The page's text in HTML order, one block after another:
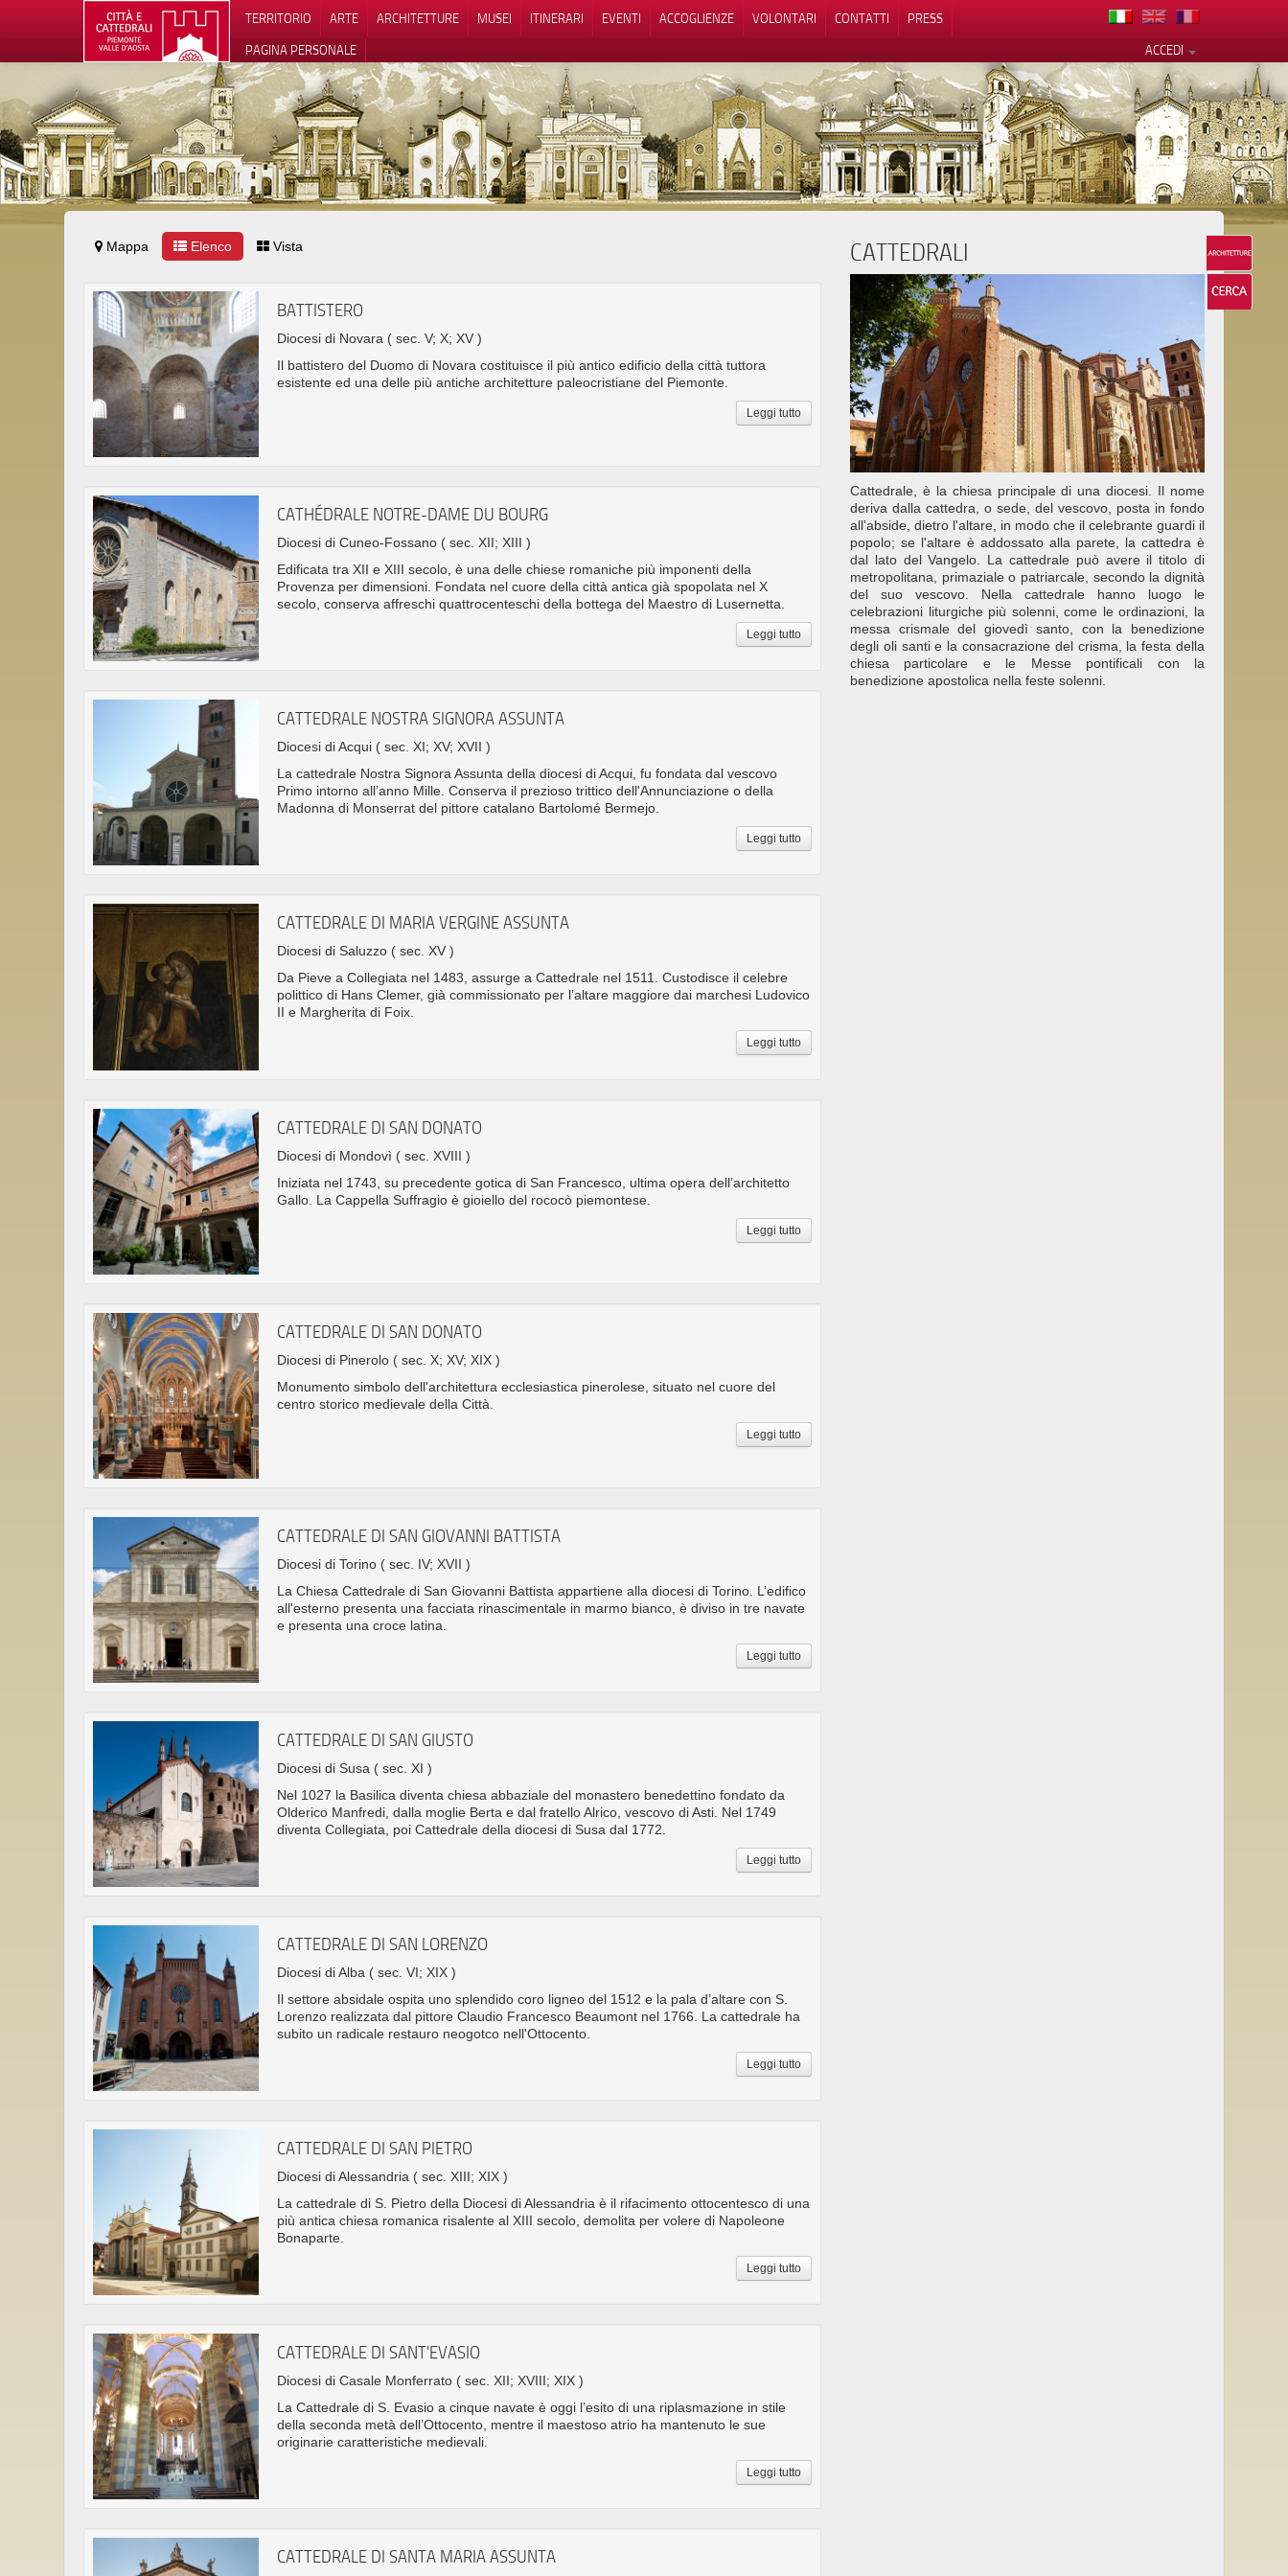
TERRITORIO ARTE ARCHITETTURE MUSEI ITINERARI EVENTI ACCOGLIENZE VOLONTARI CONTATTI
PRESS
ACCEDI
PAGINA PERSONALE
Mappa Elenco Vista
BATTISTERO
Diocesi di Novara ( sec. V; X; XV )
Il battistero del Duomo di Novara costituisce il più antico edificio della città tuttora
esistente ed una delle più antiche architetture paleocristiane del Piemonte.
Leggi tutto
CATHÉDRALE NOTRE-DAME DU BOURG
Diocesi di Cuneo-Fossano ( sec. XII; XIII )
Edificata tra XII e XIII secolo, è una delle chiese romaniche più imponenti della
Provenza per dimensioni. Fondata nel cuore della città antica già spopolata nel X
secolo, conserva affreschi quattrocenteschi della bottega del Maestro di Lusernetta.
Leggi tutto
CATTEDRALE NOSTRA SIGNORA ASSUNTA
Diocesi di Acqui ( sec. XI; XV; XVII )
La cattedrale Nostra Signora Assunta della diocesi di Acqui, fu fondata dal vescovo
Primo intorno all’anno Mille. Conserva il prezioso trittico dell'Annunciazione o della
Madonna di Monserrat del pittore catalano Bartolomé Bermejo.
Leggi tutto
CATTEDRALE DI MARIA VERGINE ASSUNTA
Diocesi di Saluzzo ( sec. XV )
Da Pieve a Collegiata nel 1483, assurge a Cattedrale nel 1511. Custodisce il celebre
polittico di Hans Clemer, già commissionato per l’altare maggiore dai marchesi Ludovico
II e Margherita di Foix.
Leggi tutto
CATTEDRALE DI SAN DONATO
Diocesi di Mondovì ( sec. XVIII )
Iniziata nel 1743, su precedente gotica di San Francesco, ultima opera dell’architetto
Gallo. La Cappella Suffragio è gioiello del rococò piemontese.
Leggi tutto
CATTEDRALE DI SAN DONATO
Diocesi di Pinerolo ( sec. X; XV; XIX )
Monumento simbolo dell'architettura ecclesiastica pinerolese, situato nel cuore del
centro storico medievale della Città.
Leggi tutto
CATTEDRALE DI SAN GIOVANNI BATTISTA
Diocesi di Torino ( sec. IV; XVII )
La Chiesa Cattedrale di San Giovanni Battista appartiene alla diocesi di Torino. L’edifico
all'esterno presenta una facciata rinascimentale in marmo bianco, è diviso in tre navate
e presenta una croce latina.
Leggi tutto
CATTEDRALE DI SAN GIUSTO
Diocesi di Susa ( sec. XI )
Nel 1027 la Basilica diventa chiesa abbaziale del monastero benedettino fondato da
Olderico Manfredi, dalla moglie Berta e dal fratello Alrico, vescovo di Asti. Nel 1749
diventa Collegiata, poi Cattedrale della diocesi di Susa dal 1772.
Leggi tutto
CATTEDRALE DI SAN LORENZO
Diocesi di Alba ( sec. VI; XIX )
Il settore absidale ospita uno splendido coro ligneo del 1512 e la pala d’altare con S.
Lorenzo realizzata dal pittore Claudio Francesco Beaumont nel 1766. La cattedrale ha
subito un radicale restauro neogotco nell'Ottocento.
Leggi tutto
CATTEDRALE DI SAN PIETRO
Diocesi di Alessandria ( sec. XIII; XIX )
La cattedrale di S. Pietro della Diocesi di Alessandria è il rifacimento ottocentesco di una
più antica chiesa romanica risalente al XIII secolo, demolita per volere di Napoleone
Bonaparte.
Leggi tutto
CATTEDRALE DI SANT'EVASIO
Diocesi di Casale Monferrato ( sec. XII; XVIII; XIX )
La Cattedrale di S. Evasio a cinque navate è oggi l’esito di una riplasmazione in stile
della seconda metà dell’Ottocento, mentre il maestoso atrio ha mantenuto le sue
originarie caratteristiche medievali.
Leggi tutto
CATTEDRALE DI SANTA MARIA ASSUNTA
CATTEDRALI
Cattedrale, è la chiesa principale di una diocesi. Il nome
deriva dalla cattedra, o sede, del vescovo, posta in fondo
all'abside, dietro l'altare, in modo che il celebrante guardi il
popolo; se l'altare è addossato alla parete, la cattedra è
dal lato del Vangelo. La cattedrale può avere il titolo di
metropolitana, primaziale o patriarcale, secondo la dignità
del suo vescovo. Nella cattedrale hanno luogo le
celebrazioni liturgiche più solenni, come le ordinazioni, la
messa crismale del giovedì santo, con la benedizione
degli oli santi e la consacrazione del crisma, la festa della
chiesa particolare e le Messe pontificali con la
benedizione apostolica nella feste solenni.
Le tue preferenze relative alla privacy